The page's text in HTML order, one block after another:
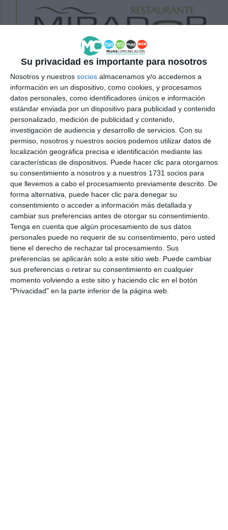
Su privacidad es importante para nosotros
Nosotros y nuestros socios almacenamos y/o accedemos a
información en un dispositivo, como cookies, y procesamos
datos personales, como identificadores únicos e información
estándar enviada por un dispositivo para publicidad y contenido
personalizado, medición de publicidad y contenido,
investigación de audiencia y desarrollo de servicios. Con su
permiso, nosotros y nuestros socios podemos utilizar datos de
localización geográfica precisa e identificación mediante las
características de dispositivos. Puede hacer clic para otorgarnos
su consentimiento a nosotros y a nuestros 1731 socios para
que llevemos a cabo el procesamiento previamente descrito. De
forma alternativa, puede hacer clic para denegar su
consentimiento o acceder a información más detallada y
cambiar sus preferencias antes de otorgar su consentimiento.
Tenga en cuenta que algún procesamiento de sus datos
personales puede no requerir de su consentimiento, pero usted
tiene el derecho de rechazar tal procesamiento. Sus
preferencias se aplicarán solo a este sitio web. Puede cambiar
sus preferencias o retirar su consentimiento en cualquier
momento volviendo a este sitio y haciendo clic en el botón
"Privacidad" en la parte inferior de la página web.